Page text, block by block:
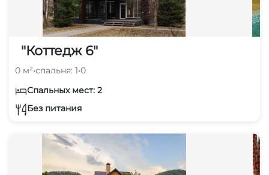
"Коттедж 6"
0 м²•спальня: 1•0
Спальных мест: 2
Без питания